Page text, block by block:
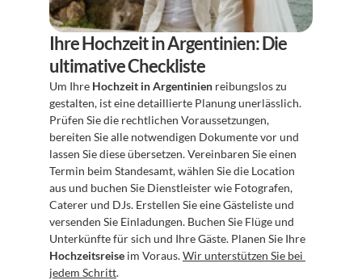
Ihre Hochzeit in Argentinien: Die
ultimative Checkliste
Um Ihre Hochzeit in Argentinien reibungslos zu
gestalten, ist eine detaillierte Planung unerlässlich.
Prüfen Sie die rechtlichen Voraussetzungen,
bereiten Sie alle notwendigen Dokumente vor und
lassen Sie diese übersetzen. Vereinbaren Sie einen
Termin beim Standesamt, wählen Sie die Location
aus und buchen Sie Dienstleister wie Fotografen,
Caterer und DJs. Erstellen Sie eine Gästeliste und
versenden Sie Einladungen. Buchen Sie Flüge und
Hochzeitsreise im Voraus. Wir unterstützen Sie bei
jedem Schritt.